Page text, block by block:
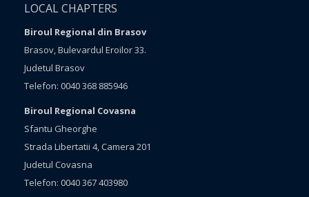
LOCAL CHAPTERS
Biroul Regional din Brasov
Brasov, Bulevardul Eroilor 33.
Judetul Brasov
Telefon: 0040 368 885946
Biroul Regional Covasna
Sfantu Gheorghe
Strada Libertatii 4, Camera 201
Judetul Covasna
Telefon: 0040 367 403980